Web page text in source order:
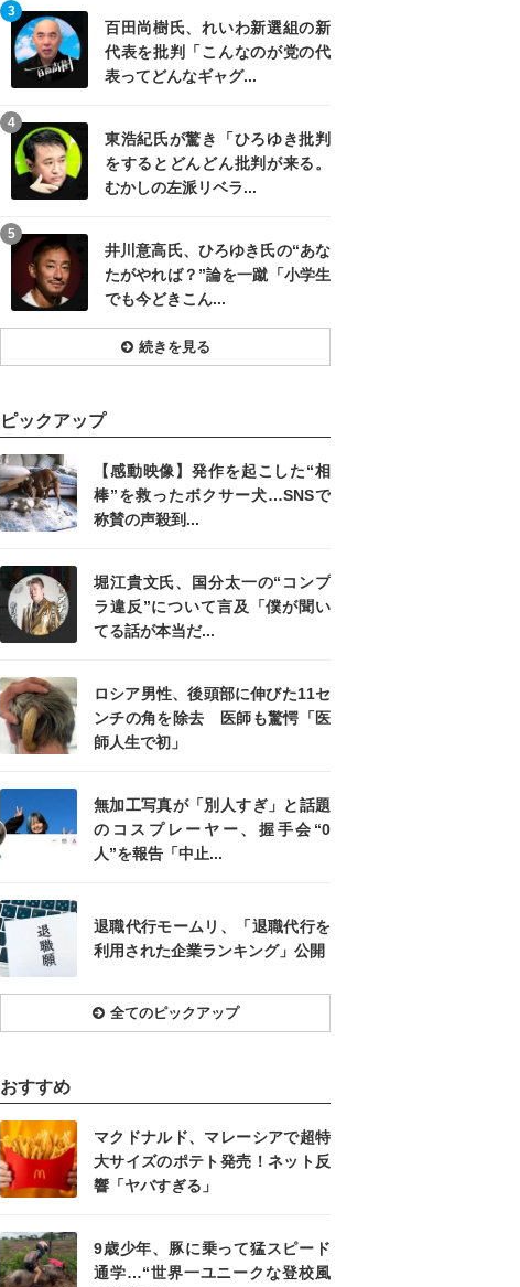
百田尚樹氏、れいわ新選組の新
代表を批判「こんなのが党の代
表ってどんなギャグ...
3
東浩紀氏が驚き「ひろゆき批判
をするとどんどん批判が来る。
むかしの左派リベラ...
4
井川意高氏、ひろゆき氏の“あな
たがやれば？”論を一蹴「小学生
でも今どきこん...
5
続きを見る
ピックアップ
【感動映像】発作を起こした“相
棒”を救ったボクサー犬…SNSで
称賛の声殺到...
堀江貴文氏、国分太一の“コンプ
ラ違反”について言及「僕が聞い
てる話が本当だ...
ロシア男性、後頭部に伸びた11セ
ンチの角を除去 医師も驚愕「医
師人生で初」
無加工写真が「別人すぎ」と話題
のコスプレーヤー、握手会“0
人”を報告「中止...
退職代行モームリ、「退職代行を
利用された企業ランキング」公開
全てのピックアップ
おすすめ
マクドナルド、マレーシアで超特
大サイズのポテト発売！ネット反
響「ヤバすぎる」
9歳少年、豚に乗って猛スピード
通学…“世界一ユニークな登校風